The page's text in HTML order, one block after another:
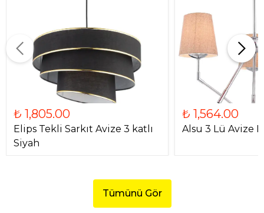
₺ 1,805.00
Elips Tekli Sarkıt Avize 3 katlı
Siyah
₺ 1,564.00
Alsu 3 Lü Avize
Tümünü Gör